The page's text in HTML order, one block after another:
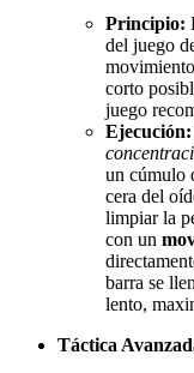
Principio:
del juego
corto
juego
Ejecución:
un cúmulo
cera del
limpiar la
con un
barra se
lento,
Táctica